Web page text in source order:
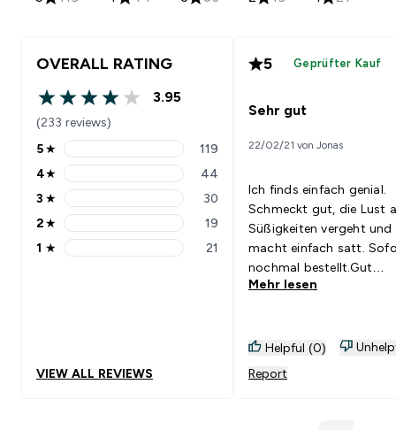
OVERALL RATING
3.95 out of 5 stars
3.95
(233 reviews)
5 stars rating 119 reviews
5★ 119
4 stars rating 44 reviews
4★ 44
3 stars rating 30 reviews
3 ★ 30
2 stars rating 19 reviews
2★ 19
1 stars rating 21 reviews
1 ★ 21
VIEW ALL REVIEWS
5 Geprüfter Kauf
Sehr gut
22/02/21 von Jonas
Ich finds einfach genial.
Schmeckt gut, die Lust
Süßigkeiten vergeht und
macht einfach satt.
nochmal bestellt.Gut
kombinierbar
Mehr lesen
Helpful (0)
Report